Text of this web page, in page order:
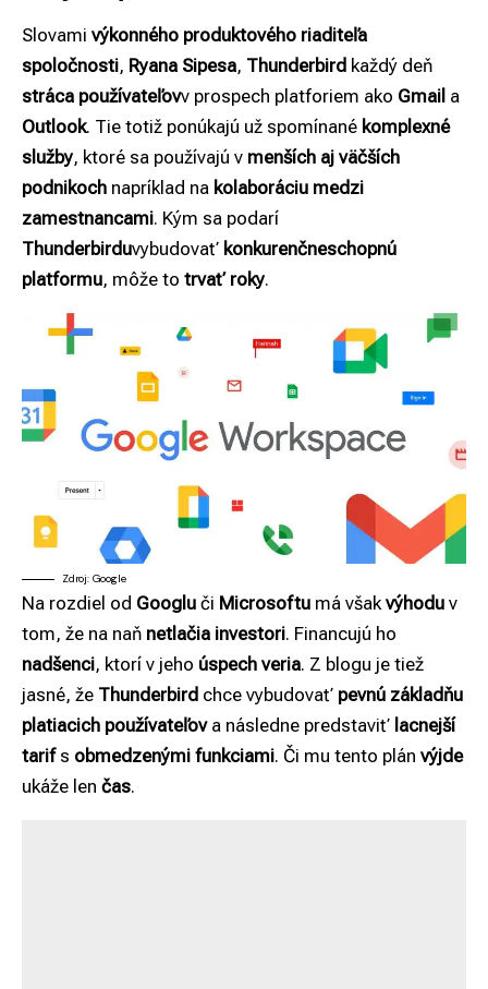
Slovami výkonného produktového riaditeľa
spoločnosti, Ryana Sipesa, Thunderbird každý deň
stráca používateľovv prospech platforiem ako Gmail a
Outlook. Tie totiž ponúkajú už spomínané komplexné
služby, ktoré sa používajú v menších aj väčších
podnikoch napríklad na kolaboráciu medzi
zamestnancami. Kým sa podarí
Thunderbirduvybudovať konkurenčneschopnú
platformu, môže to trvať roky.
Zdroj: Google
Na rozdiel od Googlu či Microsoftu má však výhodu v
tom, že na naň netlačia investori. Financujú ho
nadšenci, ktorí v jeho úspech veria. Z blogu je tiež
jasné, že Thunderbird chce vybudovať pevnú základňu
platiacich používateľova následne predstaviť lacnejší
tarifs obmedzenými funkciami. Či mu tento plán výjde
ukáže len čas.